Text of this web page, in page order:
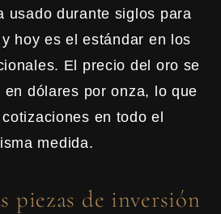
usado durante siglos para
hoy es el estándar en los
El precio del oro se
dólares por onza, lo que
en todo el
medida.
piezas de inversión